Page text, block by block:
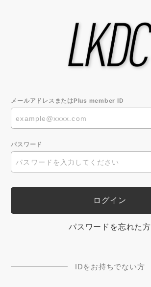
メールアドレスまたはPlus member ID
パスワード
パスワードを忘れた方
IDをお持ちでない方